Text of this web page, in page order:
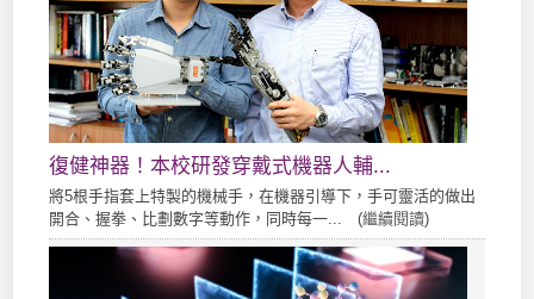
復健神器！本校研發穿戴式機器人輔...
將5根手指套上特製的機械手，在機器引導下，手可靈活的做出
開合、握拳、比劃數字等動作，同時每一... (繼續閱讀)